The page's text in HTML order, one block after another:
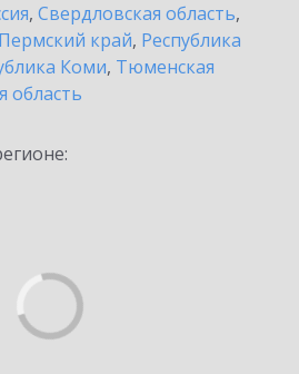
, Свердловская область,
Пермский край, Республика
Коми, Тюменская
область